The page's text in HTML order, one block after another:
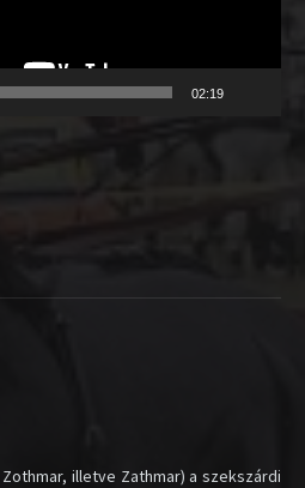
02:19
illetve Zathmar) a szekszárdi